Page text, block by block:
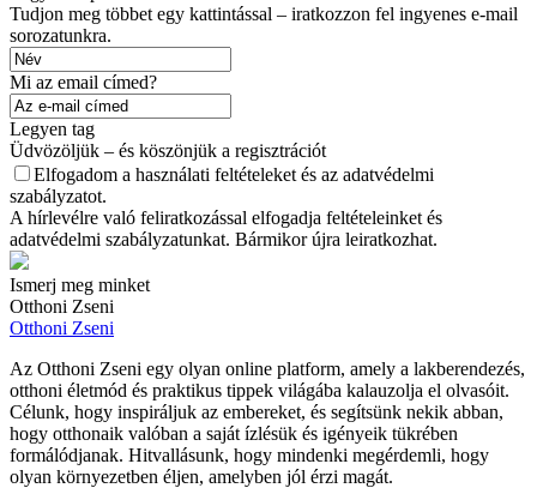
Tudjon meg többet egy kattintással – iratkozzon fel ingyenes e-mail
sorozatunkra.
Mi az email címed?
Legyen tag
Üdvözöljük – és köszönjük a regisztrációt
Elfogadom a használati feltételeket és az adatvédelmi
szabályzatot.
A hírlevélre való feliratkozással elfogadja feltételeinket és
adatvédelmi szabályzatunkat. Bármikor újra leiratkozhat.
Ismerj meg minket
Otthoni Zseni
Otthoni Zseni
Az Otthoni Zseni egy olyan online platform, amely a lakberendezés,
otthoni életmód és praktikus tippek világába kalauzolja el olvasóit.
Célunk, hogy inspiráljuk az embereket, és segítsünk nekik abban,
hogy otthonaik valóban a saját ízlésük és igényeik tükrében
formálódjanak. Hitvallásunk, hogy mindenki megérdemli, hogy
olyan környezetben éljen, amelyben jól érzi magát.